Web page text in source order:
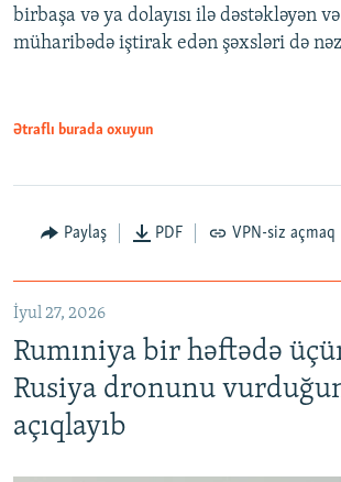
birbaşa və ya dolayısı ilə dəstəkləyən
müharibədə iştirak edən şəxsləri də
Ətraflı burada oxuyun
Paylaş PDF VPN-siz açmaq
İyul 27, 2026
Rumıniya bir həftədə
Rusiya dronunu
açıqlayıb